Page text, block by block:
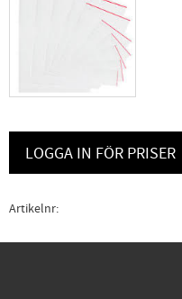
LOGGA IN FÖR PRISER
Artikelnr